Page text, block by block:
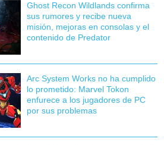
Ghost Recon Wildlands confirma
sus rumores y recibe nueva
misión, mejoras en consolas y el
contenido de Predator
Arc System Works no ha cumplido
lo prometido: Marvel Tokon
enfurece a los jugadores de PC
por sus problemas